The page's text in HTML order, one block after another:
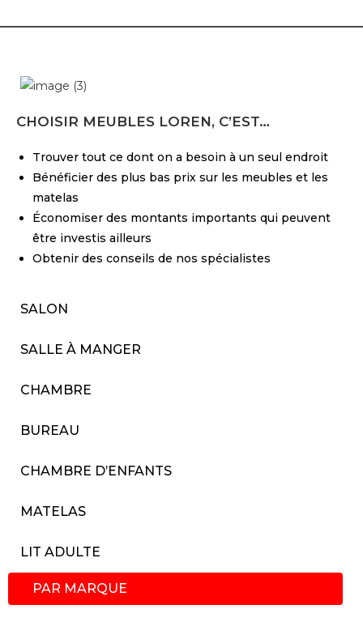
CHOISIR MEUBLES LOREN, C’EST…
Trouver tout ce dont on a besoin à un seul endroit
Bénéficier des plus bas prix sur les meubles et les
matelas
Économiser des montants importants qui peuvent
être investis ailleurs
Obtenir des conseils de nos spécialistes
SALON
SALLE À MANGER
CHAMBRE
BUREAU
CHAMBRE D’ENFANTS
MATELAS
LIT ADULTE
PAR MARQUE